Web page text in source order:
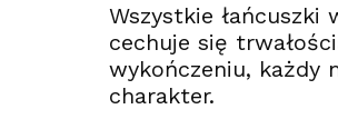
Wszystkie
cechuje się
wykończeniu, każdy
charakter.